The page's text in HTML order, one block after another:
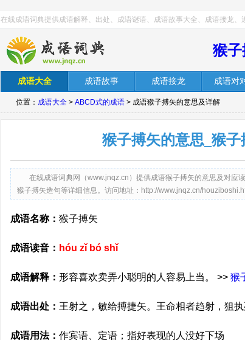
在线成语词典提供成语解释、出处、成语谜语、成语故事大全、成语接龙、
猴
成语大全 成语故事 成语接龙 成语对
位置： 成语大全 > ABCD式的成语 > 成语猴子搏矢的意思及详解
猴子搏矢的意思_猴
在线成语词典网（www.jnqz.cn）提供成语猴子搏矢的意思及对应
猴子搏矢造句等详细信息。访问地址：http://www.jnqz.cn/
成语名称： 猴子搏矢
成语读音： hóu zǐ bó shǐ
成语解释： 形容喜欢卖弄小聪明的人容易上当。 >> 猴
成语出处： 王射之，敏给搏捷矢。王命相者趋射，狙执
成语用法： 作宾语、定语；指好表现的人没好下场